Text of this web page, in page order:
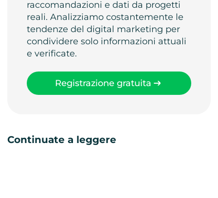
raccomandazioni e dati da progetti
reali. Analizziamo costantemente le
tendenze del digital marketing per
condividere solo informazioni attuali
e verificate.
Registrazione gratuita
Continuate a leggere